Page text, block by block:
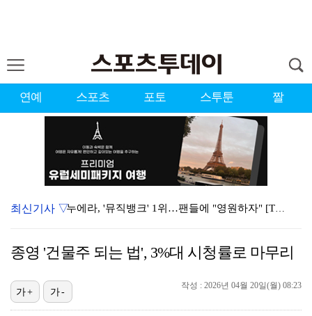
연예 스포츠 포토 스투툰 짤
누에라, '뮤직뱅크' 1위…팬들에 "영원하자" [TV캡…
대한축구협회의 '심판 성접대'…최악의 경우 런던 올림픽…
강채연, 제주삼다수 2R 깜짝 선두 도약…박민지 공동 …
폭발까지 5분…안보현·정은채, 목숨 건 사투 시작(재벌…
최신기사 ▽
종영 '건물주 되는 법', 3%대 시청률로 마무리
작성 : 2026년 04월 20일(월) 08:23
가+ 가-